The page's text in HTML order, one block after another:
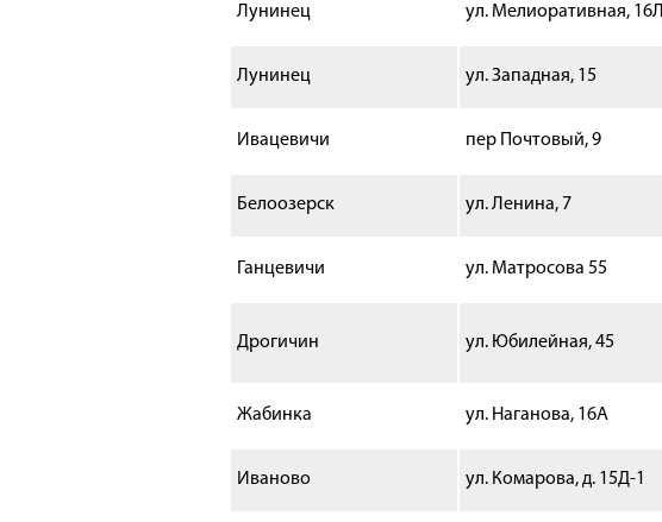
Лунинец ул. Мелиоративная, 16Л
Лунинец ул. Западная, 15
Ивацевичи пер Почтовый, 9
Белоозерск ул. Ленина, 7
Ганцевичи ул. Матросова 55
Дрогичин ул. Юбилейная, 45
Жабинка ул. Наганова, 16А
Иваново ул. Комарова, д. 15Д-1